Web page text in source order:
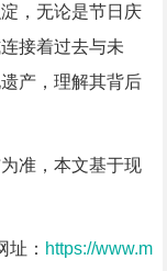
，无论是节日庆
接着过去与未
产，理解其背后
准，本文基于现
址： https://www.m